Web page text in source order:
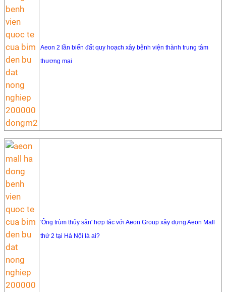
Aeon 2 lần biến đất quy hoạch xây bệnh viện thành trung tâm
thương mại
'Ông trùm thủy sản' hợp tác với Aeon Group xây dựng Aeon Mall
thứ 2 tại Hà Nội là ai?